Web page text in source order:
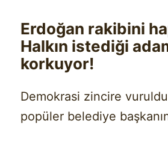
Erdoğan rakibini
Halkın istediği
korkuyor!
Demokrasi zincire
popüler belediye